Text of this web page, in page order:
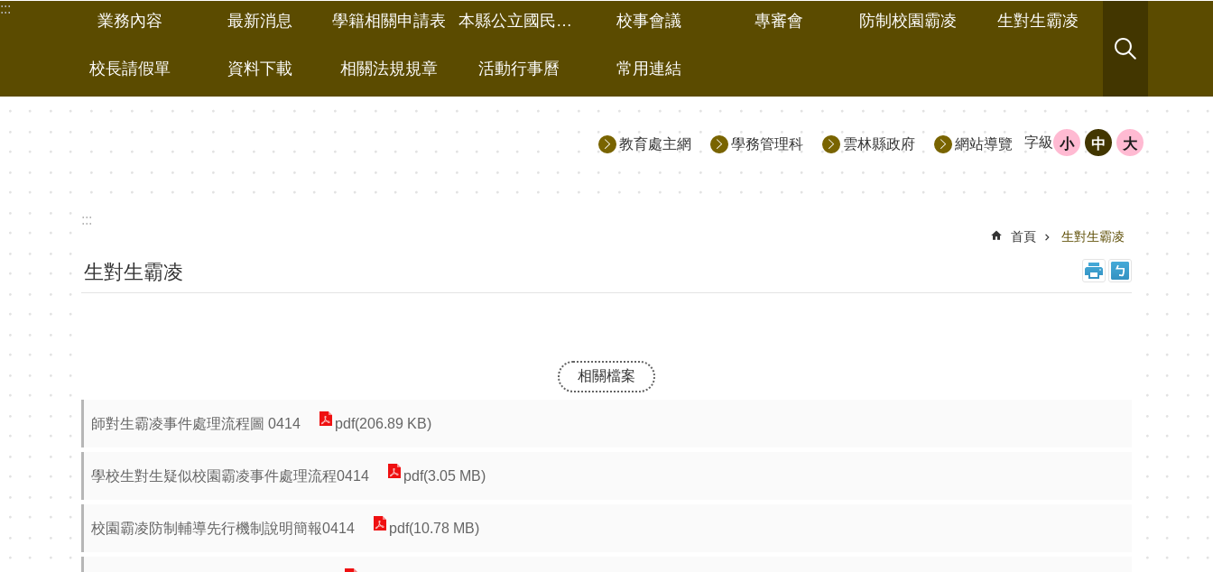
跳到主要內容區塊
:::
業務內容 最新消息 學籍相關申請表 本縣公立國民中小學(含縣立高級中學)甄選介聘 校事會議 專審會 防制校園霸凌 生對生霸凌
校長請假單 資料下載 相關法規規章 活動行事曆 常用連結
教育處主網 學務管理科 雲林縣政府 網站導覽 字級 小 中 大
:::
首頁 生對生霸凌
生對生霸凌
相關檔案
師對生霸凌事件處理流程圖 0414 pdf(206.89 KB)
學校生對生疑似校園霸凌事件處理流程0414 pdf(3.05 MB)
校園霸凌防制輔導先行機制說明簡報0414 pdf(10.78 MB)